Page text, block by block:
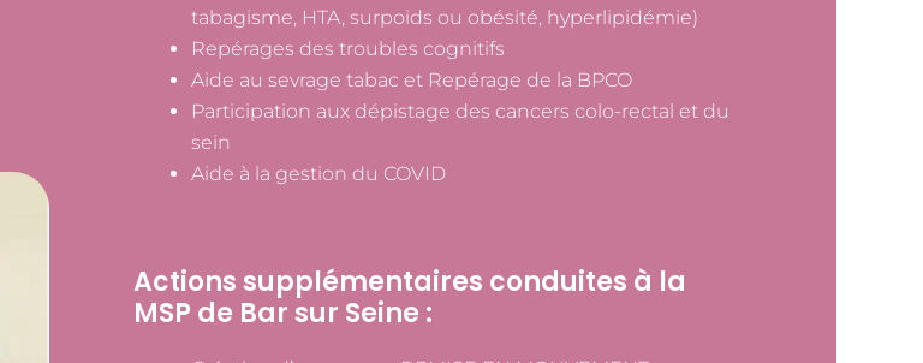
tabagisme, HTA, surpoids ou obésité, hyperlipidémie)
Repérages des troubles cognitifs
Aide au sevrage tabac et Repérage de la BPCO
Participation aux dépistage des cancers colo-rectal et du
sein
Aide à la gestion du COVID
Actions supplémentaires conduites à la
MSP de Bar sur Seine :